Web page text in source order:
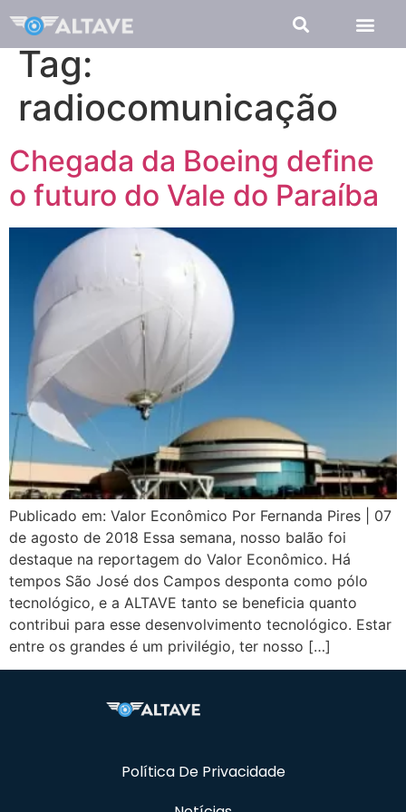
Tag:
radiocomunicação
Chegada da Boeing define
o futuro do Vale do Paraíba
Publicado em: Valor Econômico Por Fernanda Pires | 07
de agosto de 2018 Essa semana, nosso balão foi
destaque na reportagem do Valor Econômico. Há
tempos São José dos Campos desponta como pólo
tecnológico, e a ALTAVE tanto se beneficia quanto
contribui para esse desenvolvimento tecnológico. Estar
entre os grandes é um privilégio, ter nosso […]
Política De Privacidade